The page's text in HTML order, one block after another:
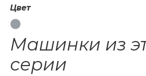
Цвет
Машинки из
серии